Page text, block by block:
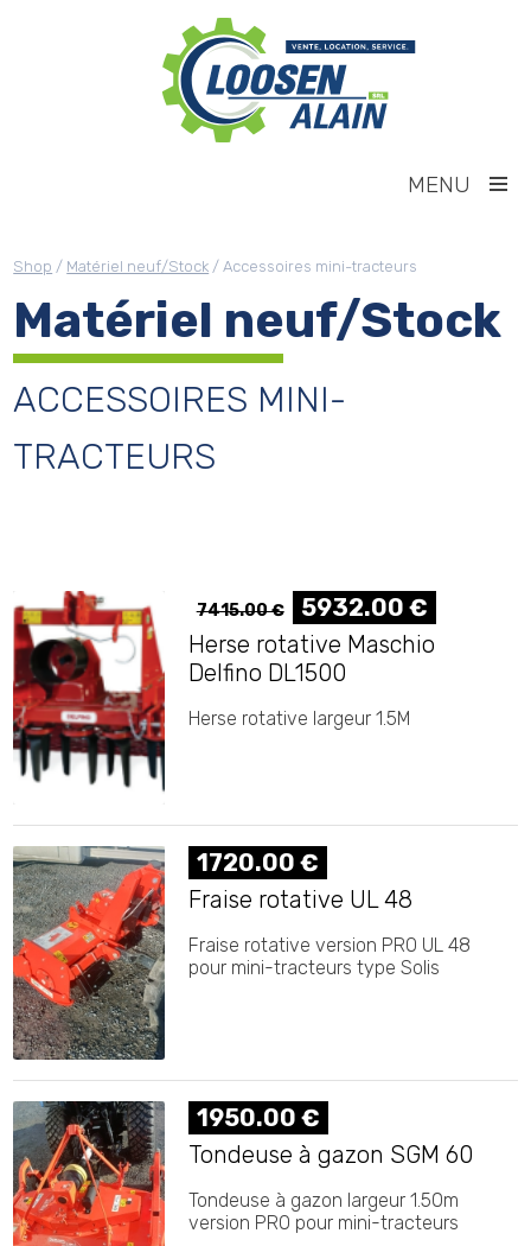
MENU
Shop / Matériel neuf/Stock / Accessoires mini-tracteurs
Matériel neuf/Stock
ACCESSOIRES MINI-
TRACTEURS
7415.00 €
5932.00 €
Herse rotative Maschio
Delfino DL1500
Herse rotative largeur 1.5M
1720.00 €
Fraise rotative UL 48
Fraise rotative version PRO UL 48
pour mini-tracteurs type Solis
1950.00 €
Tondeuse à gazon SGM 60
Tondeuse à gazon largeur 1.50m
version PRO pour mini-tracteurs